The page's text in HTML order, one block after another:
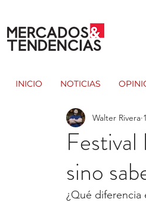
INICIO NOTICIAS
sino
Walter Rivera
¿Qué